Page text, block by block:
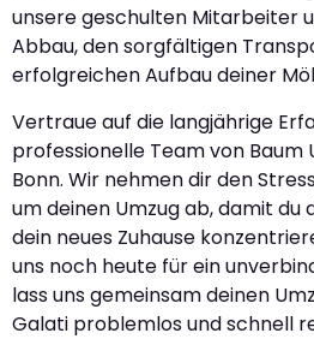
unsere geschulten Mitarbeiter
Abbau, den sorgfältigen
erfolgreichen Aufbau deiner
Vertraue auf die langjährige
professionelle Team von Baum
Bonn. Wir nehmen dir den
um deinen Umzug ab, damit du
dein neues Zuhause
uns noch heute für ein
lass uns gemeinsam deinen
Galati problemlos und schnell